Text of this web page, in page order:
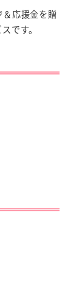
応援金を贈
です。